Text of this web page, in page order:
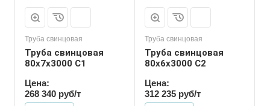
Труба свинцовая
Труба свинцовая
80x7x3000 С1
Цена:
268 340 руб/т
Труба свинцовая
Труба свинцовая
80x6x3000 С2
Цена:
312 235 руб/т